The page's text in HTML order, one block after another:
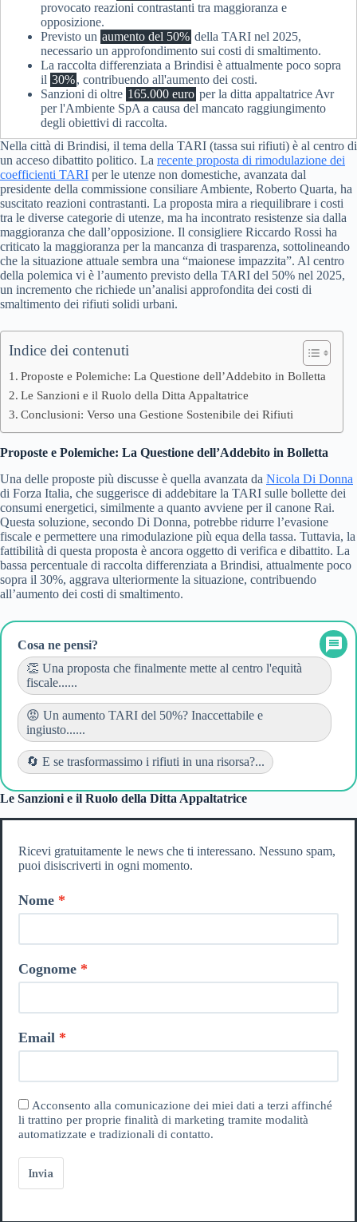
provocato reazioni contrastanti tra maggioranza e
opposizione.
Previsto un aumento del 50% della TARI nel 2025,
necessario un approfondimento sui costi di smaltimento.
La raccolta differenziata a Brindisi è attualmente poco sopra
il 30%, contribuendo all'aumento dei costi.
Sanzioni di oltre 165.000 euro per la ditta appaltatrice Avr
per l'Ambiente SpA a causa del mancato raggiungimento
degli obiettivi di raccolta.
Nella città di Brindisi, il tema della TARI (tassa sui rifiuti) è al centro di
un acceso dibattito politico. La recente proposta di rimodulazione dei
coefficienti TARI per le utenze non domestiche, avanzata dal
presidente della commissione consiliare Ambiente, Roberto Quarta, ha
suscitato reazioni contrastanti. La proposta mira a riequilibrare i costi
tra le diverse categorie di utenze, ma ha incontrato resistenze sia dalla
maggioranza che dall’opposizione. Il consigliere Riccardo Rossi ha
criticato la maggioranza per la mancanza di trasparenza, sottolineando
che la situazione attuale sembra una “maionese impazzita”. Al centro
della polemica vi è l’aumento previsto della TARI del 50% nel 2025,
un incremento che richiede un’analisi approfondita dei costi di
smaltimento dei rifiuti solidi urbani.
Indice dei contenuti
Proposte e Polemiche: La Questione dell’Addebito in Bolletta
Le Sanzioni e il Ruolo della Ditta Appaltatrice
Conclusioni: Verso una Gestione Sostenibile dei Rifiuti
Proposte e Polemiche: La Questione dell’Addebito in Bolletta
Una delle proposte più discusse è quella avanzata da Nicola Di Donna
di Forza Italia, che suggerisce di addebitare la TARI sulle bollette dei
consumi energetici, similmente a quanto avviene per il canone Rai.
Questa soluzione, secondo Di Donna, potrebbe ridurre l’evasione
fiscale e permettere una rimodulazione più equa della tassa. Tuttavia, la
fattibilità di questa proposta è ancora oggetto di verifica e dibattito. La
bassa percentuale di raccolta differenziata a Brindisi, attualmente poco
sopra il 30%, aggrava ulteriormente la situazione, contribuendo
all’aumento dei costi di smaltimento.
Cosa ne pensi?
👏 Una proposta che finalmente mette al centro l'equità
fiscale......
😡 Un aumento TARI del 50%? Inaccettabile e
ingiusto......
🔄 E se trasformassimo i rifiuti in una risorsa?...
Le Sanzioni e il Ruolo della Ditta Appaltatrice
Ricevi gratuitamente le news che ti interessano. Nessuno spam,
puoi disiscriverti in ogni momento.
Nome
Cognome
Email
Acconsento alla comunicazione dei miei dati a terzi affinché
li trattino per proprie finalità di marketing tramite modalità
automatizzate e tradizionali di contatto.
Invia